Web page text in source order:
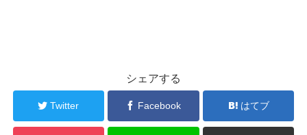
シェアする
Twitter Facebook はてブ